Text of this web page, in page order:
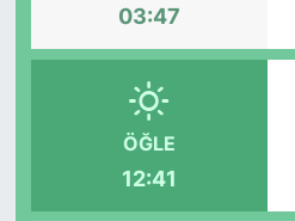
03:47
ÖĞLE
12:41
SARIYER HABERLERİ
SARIYER İMAR BARIŞI
SEKTÖR